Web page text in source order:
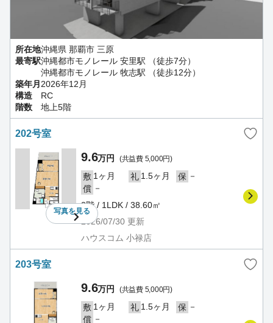
所在地沖縄県 那覇市 三原
最寄駅沖縄都市モノレール 安里駅 （徒歩7分）
沖縄都市モノレール 牧志駅 （徒歩12分）
築年月 2026年12月
構造
RC
階数
地上5階
202号室
写真を見る
9.6万円 (共益費 5,000円)
敷 1ヶ月 礼 1.5ヶ月 保 －
償 －
2階 / 1LDK / 38.60㎡
2026/07/30 更新
ハウスコム 小禄店
203号室
9.6万円 (共益費 5,000円)
敷 1ヶ月 礼 1.5ヶ月 保 －
償 －